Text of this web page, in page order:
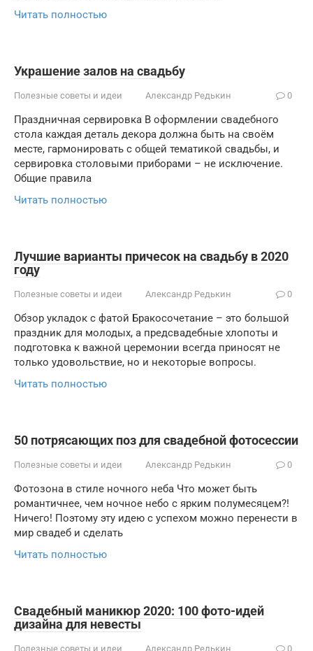
Читать полностью
Украшение залов на свадьбу
Полезные советы и идеи Александр Редькин 0
Праздничная сервировка В оформлении свадебного
стола каждая деталь декора должна быть на своём
месте, гармонировать с общей тематикой свадьбы, и
сервировка столовыми приборами – не исключение.
Общие правила
Читать полностью
Лучшие варианты причесок на свадьбу в 2020
году
Полезные советы и идеи Александр Редькин 0
Обзор укладок с фатой Бракосочетание – это большой
праздник для молодых, а предсвадебные хлопоты и
подготовка к важной церемонии всегда приносят не
только удовольствие, но и некоторые вопросы.
Читать полностью
50 потрясающих поз для свадебной фотосессии
Полезные советы и идеи Александр Редькин 0
Фотозона в стиле ночного неба Что может быть
романтичнее, чем ночное небо с ярким полумесяцем?!
Ничего! Поэтому эту идею с успехом можно перенести в
мир свадеб и сделать
Читать полностью
Свадебный маникюр 2020: 100 фото-идей
дизайна для невесты
Полезные советы и идеи Александр Редькин 0